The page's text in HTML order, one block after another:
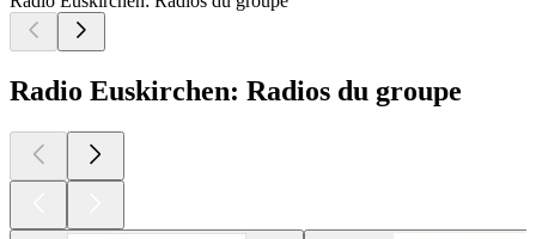
Radio Euskirchen: Radios du groupe